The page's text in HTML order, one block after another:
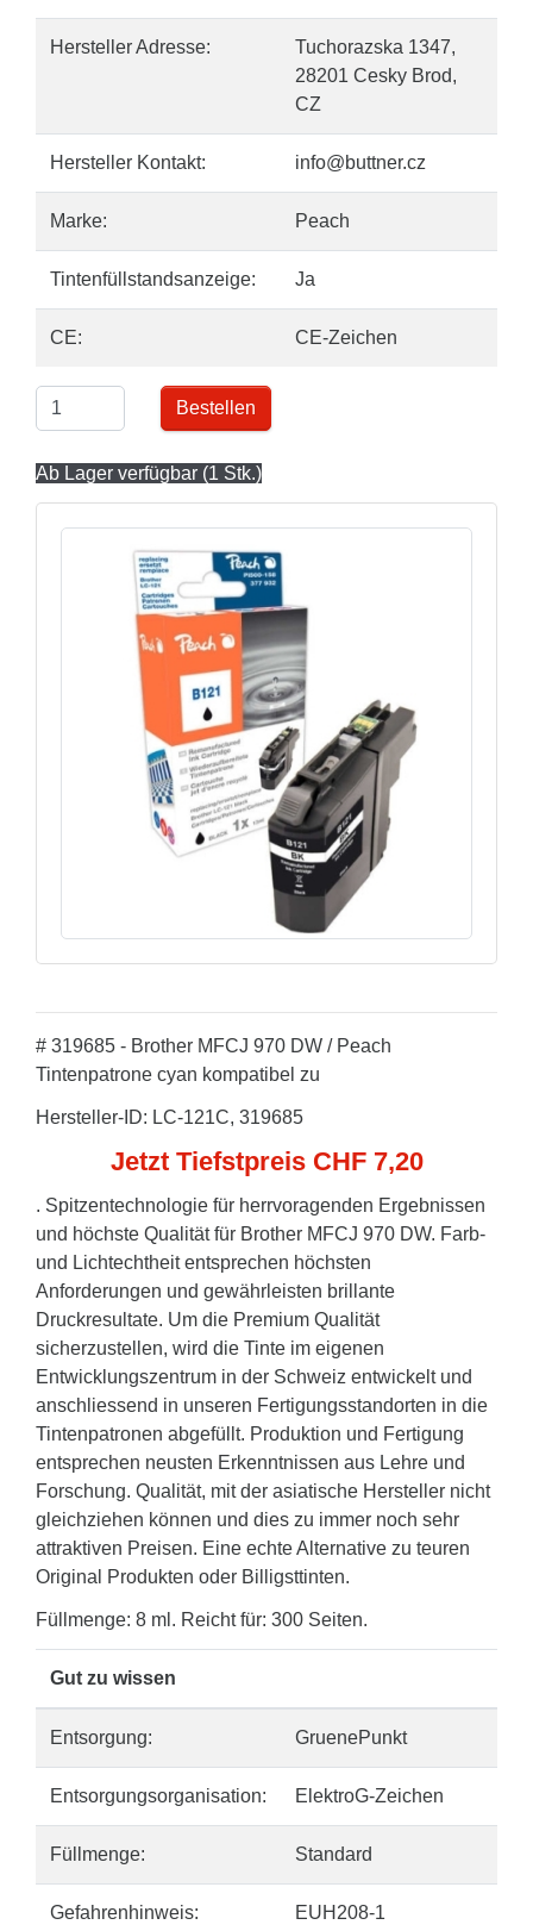
Hersteller Adresse:
Tuchorazska 1347,
28201 Cesky Brod,
CZ
Hersteller Kontakt: info@buttner.cz
Marke: Peach
Tintenfüllstandsanzeige: Ja
CE: CE-Zeichen
Bestellen
Ab Lager verfügbar (1 Stk.)
# 319685 - Brother MFCJ 970 DW / Peach
Tintenpatrone cyan kompatibel zu
Hersteller-ID: LC-121C, 319685
Jetzt Tiefstpreis CHF 7,20
. Spitzentechnologie für herrvoragenden Ergebnissen
und höchste Qualität für Brother MFCJ 970 DW. Farb-
und Lichtechtheit entsprechen höchsten
Anforderungen und gewährleisten brillante
Druckresultate. Um die Premium Qualität
sicherzustellen, wird die Tinte im eigenen
Entwicklungszentrum in der Schweiz entwickelt und
anschliessend in unseren Fertigungsstandorten in die
Tintenpatronen abgefüllt. Produktion und Fertigung
entsprechen neusten Erkenntnissen aus Lehre und
Forschung. Qualität, mit der asiatische Hersteller nicht
gleichziehen können und dies zu immer noch sehr
attraktiven Preisen. Eine echte Alternative zu teuren
Original Produkten oder Billigsttinten.
Füllmenge: 8 ml. Reicht für: 300 Seiten.
Gut zu wissen
Entsorgung: GruenePunkt
Entsorgungsorganisation: ElektroG-Zeichen
Füllmenge: Standard
Gefahrenhinweis: EUH208-1